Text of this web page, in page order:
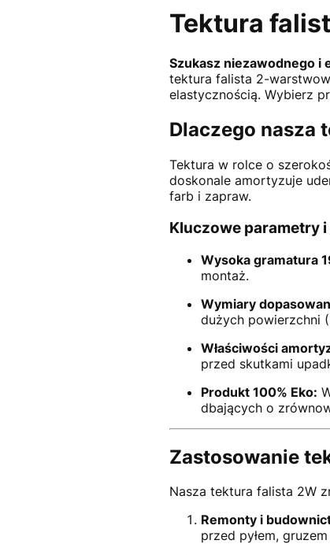
Tektura
Szukasz niezawodnego i
tektura falista 2-
elastycznością. Wybierz
Dlaczego nasza
Tektura w rolce o
doskonale amortyzuje
farb i zapraw.
Kluczowe parametry
Wysoka gramatura
montaż.
Wymiary
dużych powierzchni
Właściwości
przed skutkami
Produkt 100% Eko:
dbających o
Zastosowanie
Nasza tektura falista 2W
Remonty i
przed pyłem,